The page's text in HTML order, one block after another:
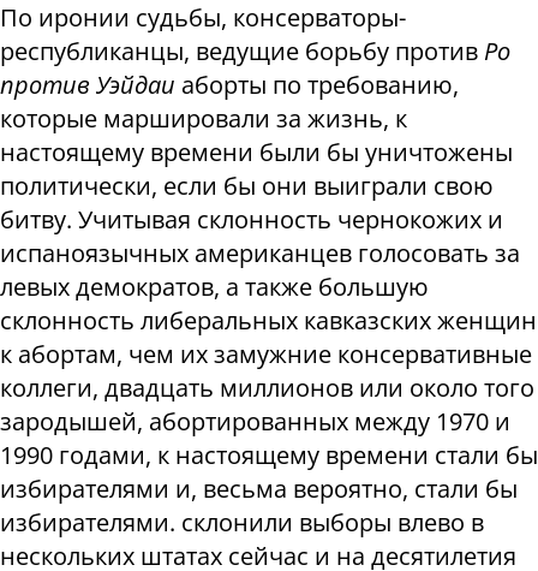
По иронии судьбы, консерваторы-
республиканцы, ведущие борьбу против Ро
против Уэйдаи аборты по требованию,
которые маршировали за жизнь, к
настоящему времени были бы уничтожены
политически, если бы они выиграли свою
битву. Учитывая склонность чернокожих и
испаноязычных американцев голосовать за
левых демократов, а также большую
склонность либеральных кавказских женщин
к абортам, чем их замужние консервативные
коллеги, двадцать миллионов или около того
зародышей, абортированных между 1970 и
1990 годами, к настоящему времени стали бы
избирателями и, весьма вероятно, стали бы
избирателями. склонили выборы влево в
нескольких штатах сейчас и на десятилетия